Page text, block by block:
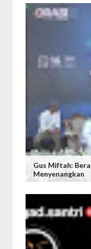
Gus Miftah:
Menyenangkan